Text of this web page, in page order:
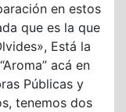
en estos
que es la que
Está la
acá en
Públicas y
tenemos dos